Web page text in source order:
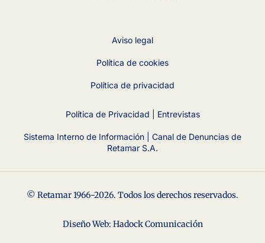
Aviso legal
Política de cookies
Política de privacidad
Política de Privacidad | Entrevistas
Sistema Interno de Información | Canal de Denuncias de
Retamar S.A.
© Retamar 1966-2026. Todos los derechos reservados.
Diseño Web: Hadock Comunicación